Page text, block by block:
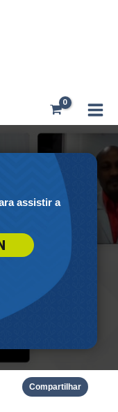
assistir a
Compartilhar